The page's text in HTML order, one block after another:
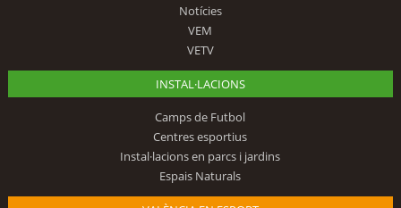
Notícies
VEM
VETV
INSTAL·LACIONS
Camps de Futbol
Centres esportius
Instal·lacions en parcs i jardins
Espais Naturals